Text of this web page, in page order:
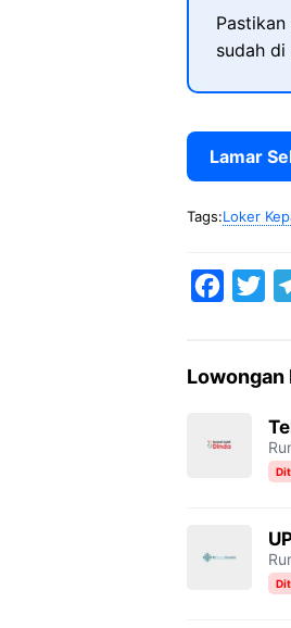
sudah
Lamar
Tags:Loker
e
o
t
t
e
r
Lowongan